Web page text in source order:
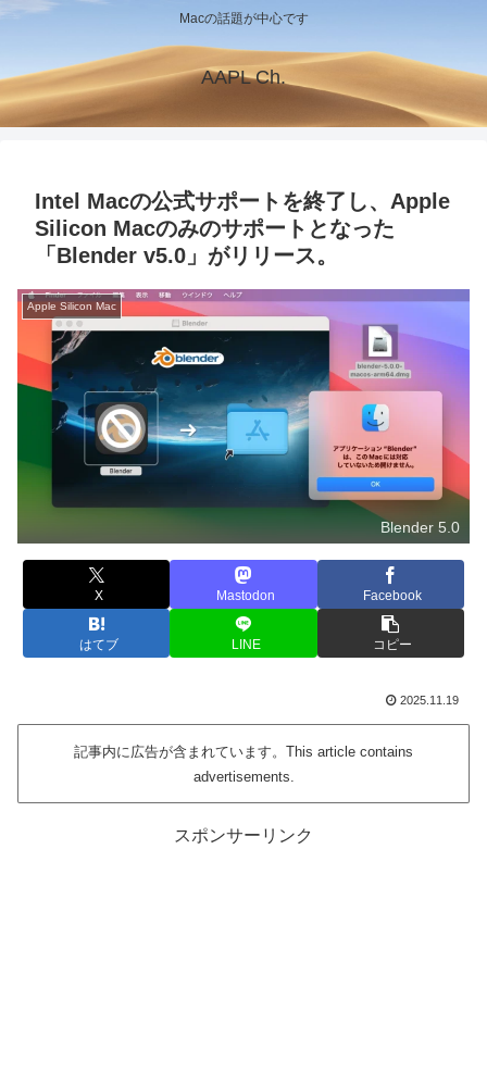
Macの話題が中心です
AAPL Ch.
Intel Macの公式サポートを終了し、Apple
Silicon Macのみのサポートとなった
「Blender v5.0」がリリース。
Apple Silicon Mac
Blender 5.0
X Mastodon Facebook
はてブ LINE コピー
2025.11.19
記事内に広告が含まれています。This article contains
advertisements.
スポンサーリンク